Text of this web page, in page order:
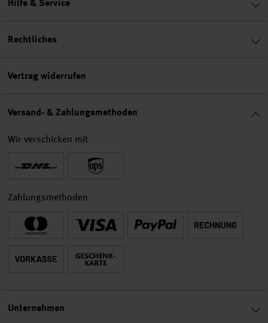
Hilfe & Service
Rechtliches
Vertrag widerrufen
Versand- & Zahlungsmethoden
Wir verschicken mit
Zahlungsmethoden
Unternehmen